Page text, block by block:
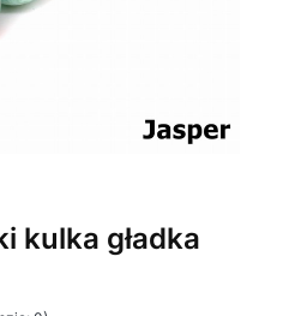
kulka gładka